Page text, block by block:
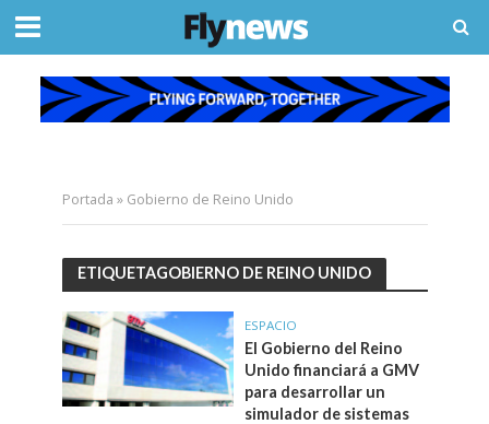
Portada » Gobierno de Reino Unido
ETIQUETAGOBIERNO DE REINO UNIDO
ESPACIO
El Gobierno del Reino
Unido financiará a GMV
para desarrollar un
simulador de sistemas